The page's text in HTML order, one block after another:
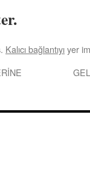
Kalıcı bağlantıyıyer